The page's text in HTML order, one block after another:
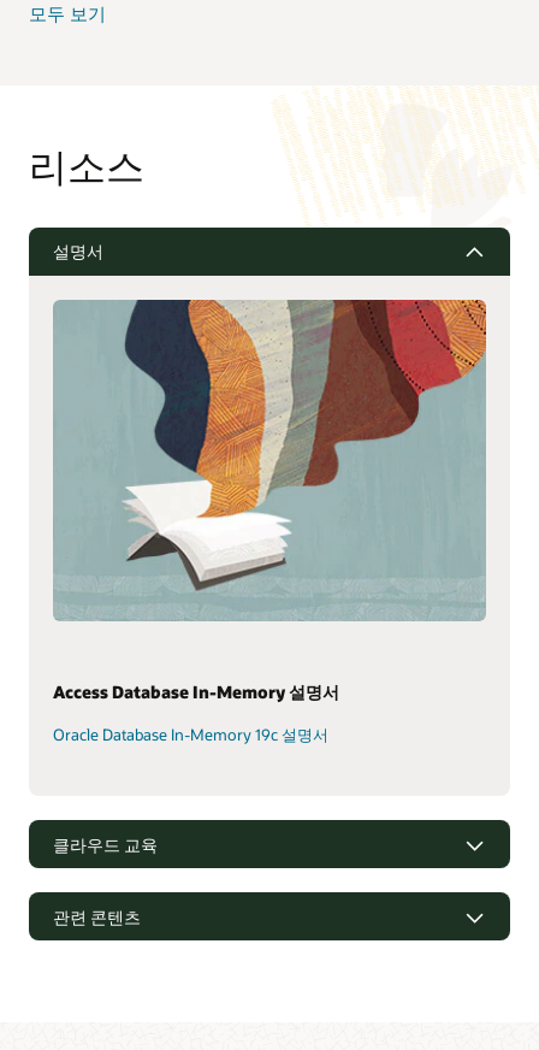
모두 보기
리소스
설명서
Access Database In-Memory 설명서
Oracle Database In-Memory 19c 설명서
클라우드 교육
관련 콘텐츠